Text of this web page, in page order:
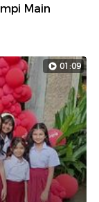
Main
01:09